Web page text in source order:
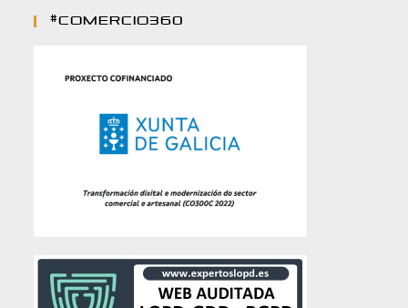
#comercio360